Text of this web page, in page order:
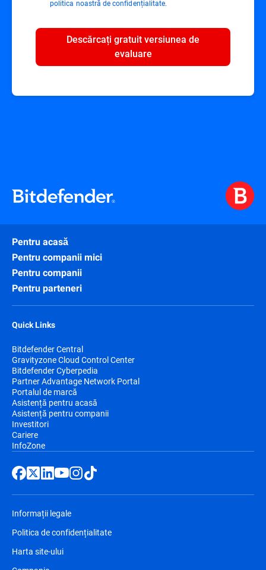
politica noastră de confidențialitate.
Descărcați gratuit versiunea de
evaluare
Pentru acasă
Pentru companii mici
Pentru companii
Pentru parteneri
Quick Links
Bitdefender Central
Gravityzone Cloud Control Center
Bitdefender Cyberpedia
Partner Advantage Network Portal
Portalul de marcă
Asistență pentru acasă
Asistență pentru companii
Investitori
Cariere
InfoZone
Informații legale
Politica de confidențialitate
Harta site-ului